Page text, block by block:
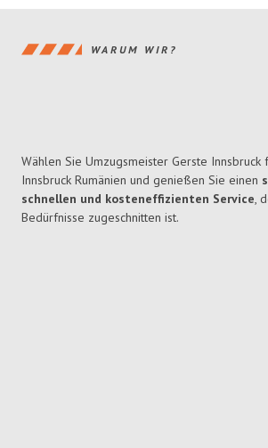
WARUM WIR?
Wählen Sie Umzugsmeister Gerste Innsbruck
Innsbruck Rumänien und genießen Sie einen
schnellen und kosteneffizienten Service,
Bedürfnisse zugeschnitten ist.